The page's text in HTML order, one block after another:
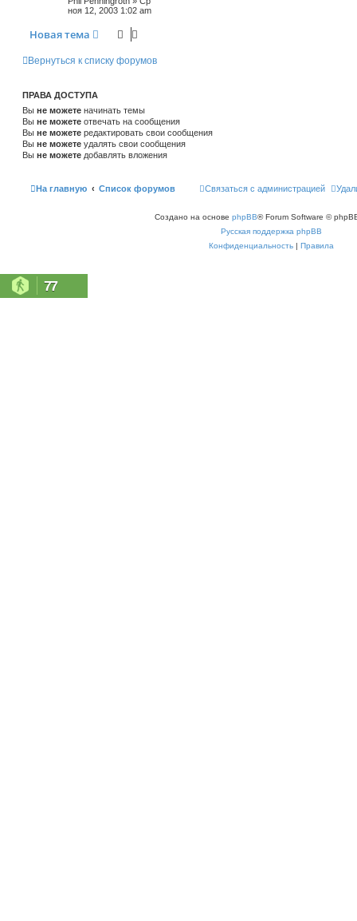
ноя 12, 2003 1:02 am
Новая тема
Вернуться к списку форумов
ПРАВА ДОСТУПА
Вы не можете начинать темы
Вы не можете отвечать на сообщения
Вы не можете редактировать свои сообщения
Вы не можете удалять свои сообщения
Вы не можете добавлять вложения
На главную Список форумов Связаться с администрацией
Создано на основе phpBB® Forum Software ©
Русская поддержка phpBB
Конфиденциальность | Правила
77